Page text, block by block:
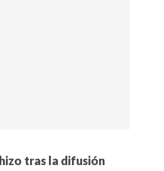
tras la difusión